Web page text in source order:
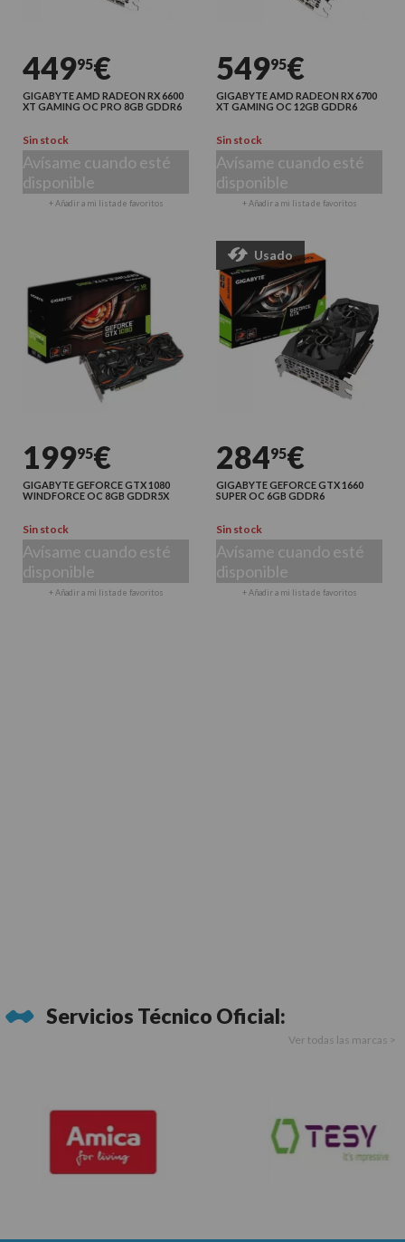
44995€
GIGABYTE AMD RADEON RX 6600
XT GAMING OC PRO 8GB GDDR6
Sin stock
Avísame cuando esté
disponible
+ Añadir a mi lista de favoritos
54995€
GIGABYTE AMD RADEON RX 6700
XT GAMING OC 12GB GDDR6
Sin stock
Avísame cuando esté
disponible
+ Añadir a mi lista de favoritos
19995€
GIGABYTE GEFORCE GTX 1080
WINDFORCE OC 8GB GDDR5X
Sin stock
Avísame cuando esté
disponible
+ Añadir a mi lista de favoritos
Usado
28495€
GIGABYTE GEFORCE GTX 1660
SUPER OC 6GB GDDR6
Sin stock
Avísame cuando esté
disponible
+ Añadir a mi lista de favoritos
Servicios Técnico Oficial:
Ver todas las marcas >